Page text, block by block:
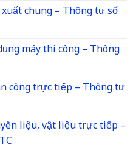
chung – Thông tư số
máy thi công – Thông
công trực tiếp – Thông tư
liệu, vật liệu trực tiếp –